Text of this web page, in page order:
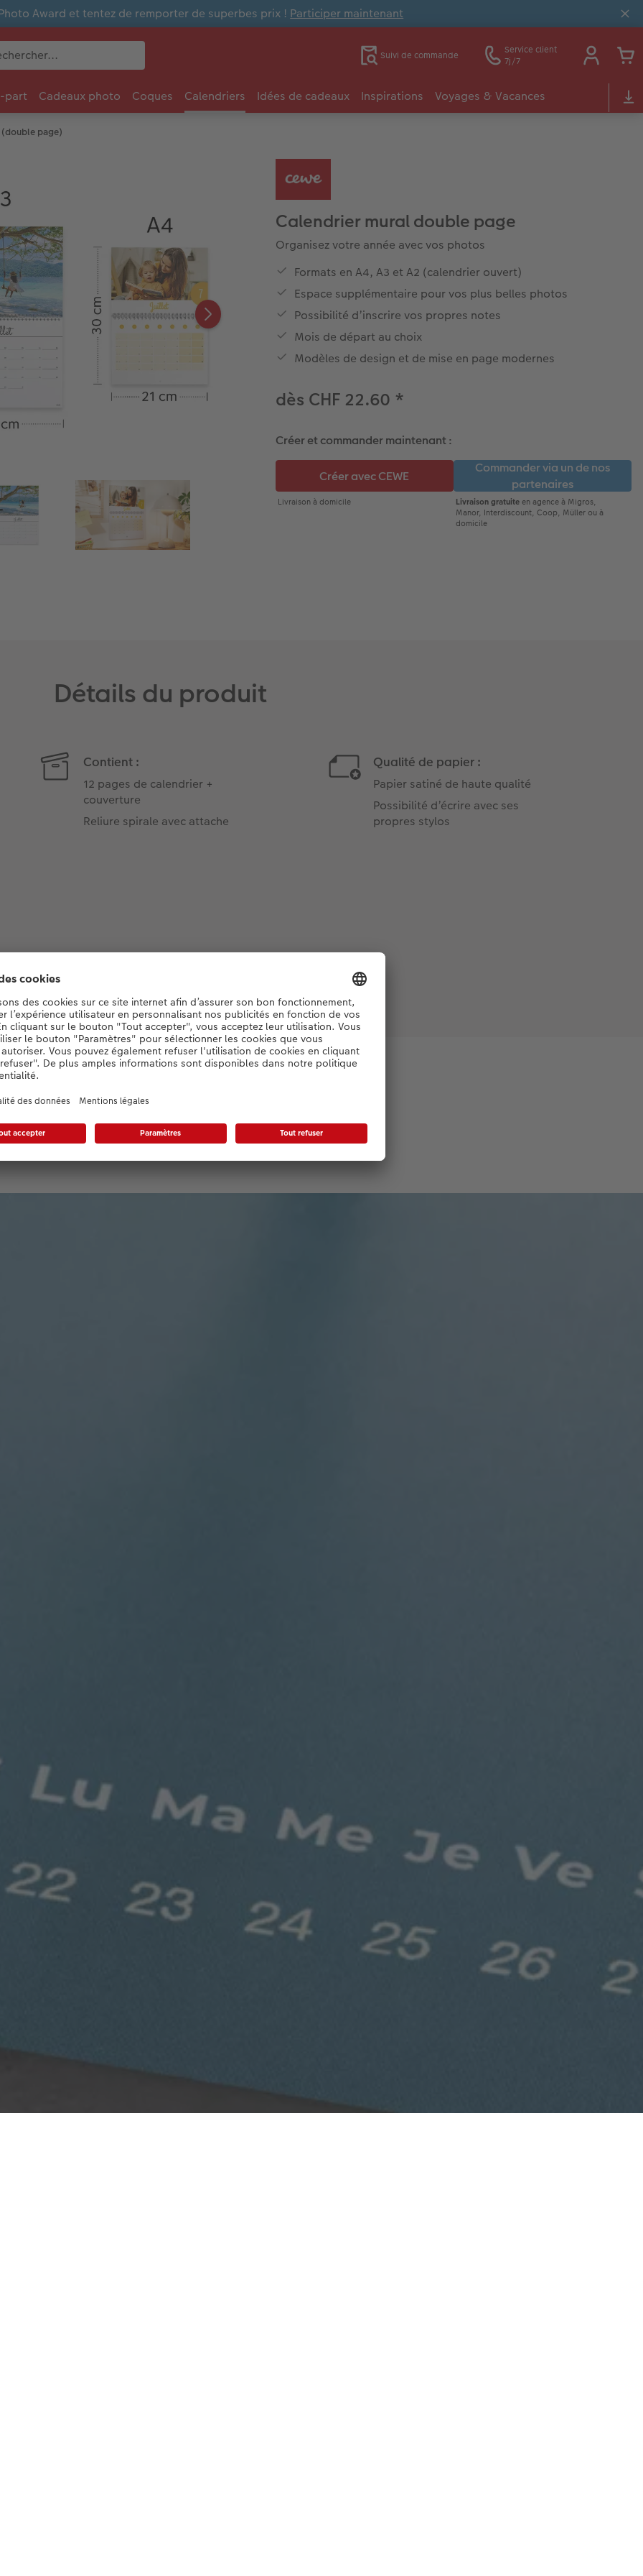
Award et tentez de remporter de superbes prix ! Participer maintenant
Suivi de commande
Service client
7j/7
part Cadeaux photo Coques Calendriers Idées de cadeaux Inspirations Voyages & Vacances
page)
Calendrier mural double page
Organisez votre année avec vos photos
Formats en A4, A3 et A2 (calendrier ouvert)
Espace supplémentaire pour vos plus belles photos
Possibilité d’inscrire vos propres notes
Mois de départ au choix
Modèles de design et de mise en page modernes
dès CHF 22.60 *
Créer et commander maintenant :
Détails du produit
Contient :
12 pages de calendrier +
couverture
Reliure spirale avec attache
Qualité de papier :
Papier satiné de haute qualité
Possibilité d’écrire avec ses
propres stylos
savoir sur le papier satiné
le papier satiné de haute qualité